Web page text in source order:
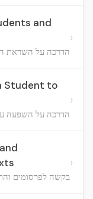
and
הדרכה על השראת
›
Student to
הדרכה על השפעה
›
בקשה לפרסומים
›